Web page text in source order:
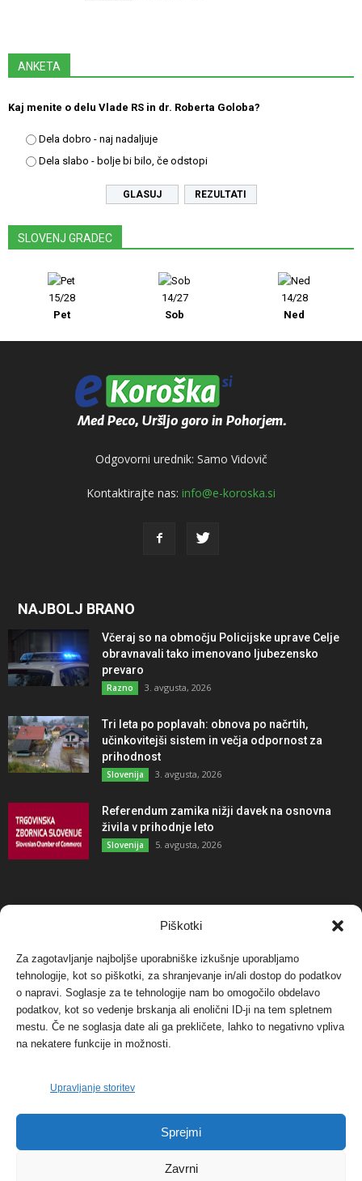
Piškotki
Za zagotavljanje najboljše uporabniške izkušnje uporabljamo
tehnologije, kot so piškotki, za shranjevanje in/ali dostop do podatkov
o napravi. Soglasje za te tehnologije nam bo omogočilo obdelavo
podatkov, kot so vedenje brskanja ali enolični ID-ji na tem spletnem
mestu. Če ne soglasja date ali ga prekličete, lahko to negativno vpliva
na nekatere funkcije in možnosti.
Upravljanje storitev
Sprejmi
Zavrni
ANKETA
Kaj menite o delu Vlade RS in dr. Roberta Goloba?
Dela dobro - naj nadaljuje
Dela slabo - bolje bi bilo, če odstopi
REZULTATI
SLOVENJ GRADEC
15/28
Pet
14/27
Sob
14/28
Ned
Odgovorni urednik: Samo Vidovič
Kontaktirajte nas: info@e-koroska.si
NAJBOLJ BRANO
Včeraj so na območju Policijske uprave Celje
obravnavali tako imenovano ljubezensko
prevaro
Razno 3. avgusta, 2026
Tri leta po poplavah: obnova po načrtih,
učinkovitejši sistem in večja odpornost za
prihodnost
Slovenija 3. avgusta, 2026
Referendum zamika nižji davek na osnovna
živila v prihodnje leto
Slovenija 5. avgusta, 2026
NAJBOLJ KOMENTIRANO
Protest proti vetrnim elektrarnam na Ojstrici, v
svetu pa vedno bolj...
Dogodki 12. maja, 2017
Tožilstvo v Celovcu v korist elektrarnam
Verbund
FOTO: Razstava cvetličarskega mojstra Andreja
Dogodki 27. novembra, 2017